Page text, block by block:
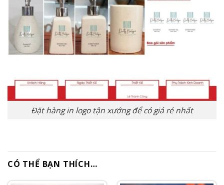
Đặt hàng in logo tận xưởng để có giá rẻ nhất
CÓ THỂ BẠN THÍCH…